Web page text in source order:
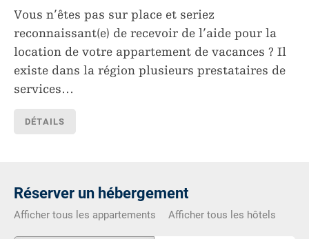
Vous n’êtes pas sur place et seriez
reconnaissant(e) de recevoir de l’aide pour la
location de votre appartement de vacances ? Il
existe dans la région plusieurs prestataires de
services…
DÉTAILS
Réserver un hébergement
Afficher tous les appartements Afficher tous les hôtels